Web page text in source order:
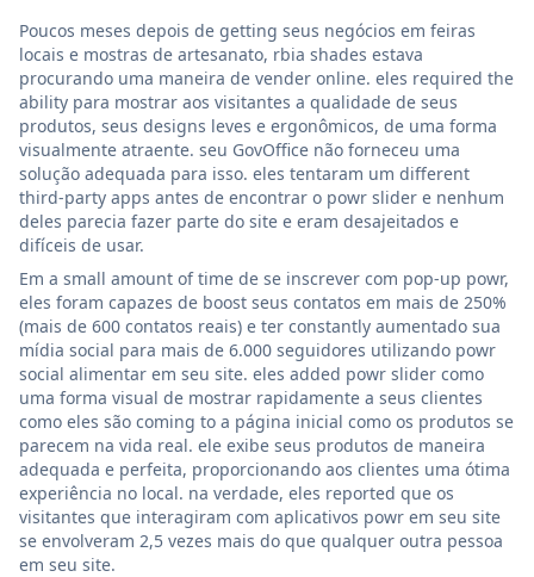
Poucos meses depois de getting seus negócios em feiras
locais e mostras de artesanato, rbia shades estava
procurando uma maneira de vender online. eles required the
ability para mostrar aos visitantes a qualidade de seus
produtos, seus designs leves e ergonômicos, de uma forma
visualmente atraente. seu GovOffice não forneceu uma
solução adequada para isso. eles tentaram um different
third-party apps antes de encontrar o powr slider e nenhum
deles parecia fazer parte do site e eram desajeitados e
difíceis de usar.
Em a small amount of time de se inscrever com pop-up powr,
eles foram capazes de boost seus contatos em mais de 250%
(mais de 600 contatos reais) e ter constantly aumentado sua
mídia social para mais de 6.000 seguidores utilizando powr
social alimentar em seu site. eles added powr slider como
uma forma visual de mostrar rapidamente a seus clientes
como eles são coming to a página inicial como os produtos se
parecem na vida real. ele exibe seus produtos de maneira
adequada e perfeita, proporcionando aos clientes uma ótima
experiência no local. na verdade, eles reported que os
visitantes que interagiram com aplicativos powr em seu site
se envolveram 2,5 vezes mais do que qualquer outra pessoa
em seu site.